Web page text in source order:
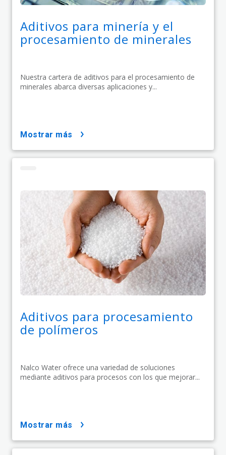
Aditivos para minería y el
procesamiento de minerales
Nuestra cartera de aditivos para el procesamiento de
minerales abarca diversas aplicaciones y...
mostrar más
Aditivos para procesamiento
de polímeros
Nalco Water ofrece una variedad de soluciones
mediante aditivos para procesos con los que mejorar...
mostrar más